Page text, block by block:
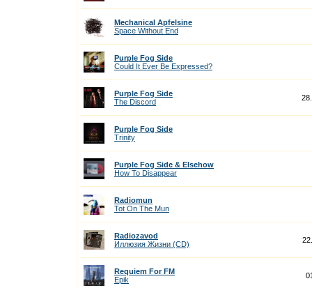
Mechanical Apfelsine
Space Without End
Purple Fog Side
Could It Ever Be Expressed?
Purple Fog Side
The Discord
Purple Fog Side
Trinity
Purple Fog Side & Elsehow
How To Disappear
Radiomun
Tot On The Mun
Radiozavod
Иллюзия Жизни (CD)
Requiem For FM
Epik